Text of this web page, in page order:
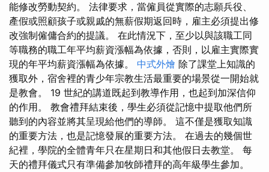
能修改勞動契約。 法律要求，當僱員從實際的志願兵役、
產假或照顧孩子或親戚的無薪假期返回時，雇主必須提出修
改強制僱傭合約的提議。 在此情況下，至少以與該職工同
等職務的職工年平均薪資漲幅為依據，否則，以雇主實際實
現的年平均薪資漲幅為依據。 中式外燴 除了課堂上知識的
獲取外，宿舍裡的青少年宗教生活最重要的場景從一開始就
是教會。 19 世紀的講道既起到教導作用，也起到加深信仰
的作用。 教會禮拜結束後，學生必須從記憶中提取他們所
聽到的內容並將其呈現給他們的導師。 這不僅是獲取知識
的重要方法，也是記憶發展的重要方法。 在過去的幾個世
紀裡，學院的全體青年只在星期日和其他假日去教堂。 每
天的禮拜儀式只有準備參加牧師禮拜的高年級學生參加。